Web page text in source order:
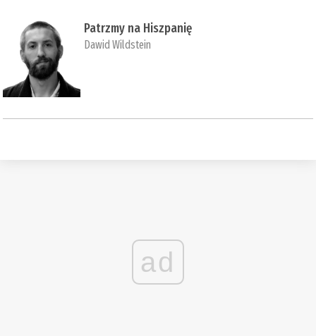
Patrzmy na Hiszpanię
Dawid Wildstein
ad